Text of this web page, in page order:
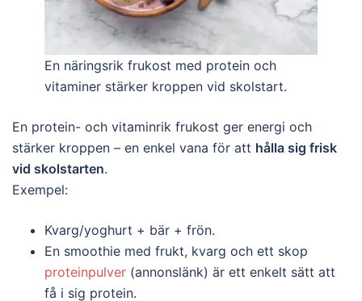
En näringsrik frukost med protein och
vitaminer stärker kroppen vid skolstart.
En protein- och vitaminrik frukost ger energi och
stärker kroppen – en enkel vana för att hålla sig frisk
vid skolstarten.
Exempel:
Kvarg/yoghurt + bär + frön.
En smoothie med frukt, kvarg och ett skop
proteinpulver (annonslänk) är ett enkelt sätt att
få i sig protein.